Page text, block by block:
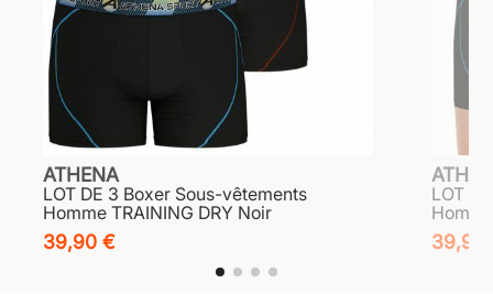
ATHENA
LOT DE 3 Boxer Sous-vêtements
Homme TRAINING DRY Noir
39,90 €
LOT
39,90